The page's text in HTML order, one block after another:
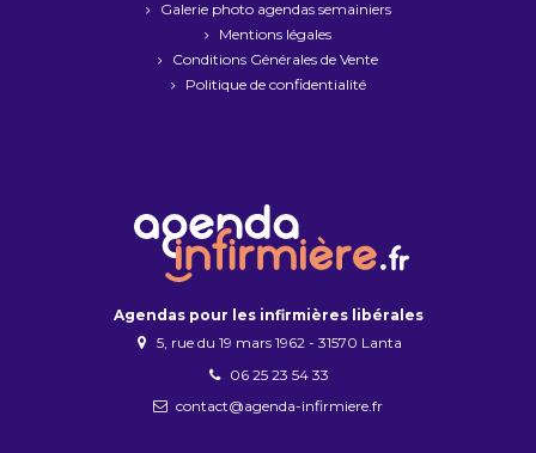
Galerie photo agendas semainiers
Mentions légales
Conditions Générales de Vente
Politique de confidentialité
Agendas pour les infirmières libérales
5, rue du 19 mars 1962 - 31570 Lanta
06 25 23 54 33
contact@agenda-infirmiere.fr